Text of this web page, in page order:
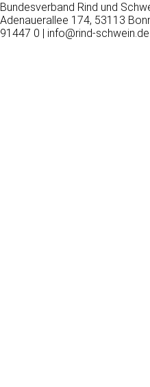
Bundesverband Rind und
Adenauerallee 174, 53113
91447 0 | info@rind-schwein.de